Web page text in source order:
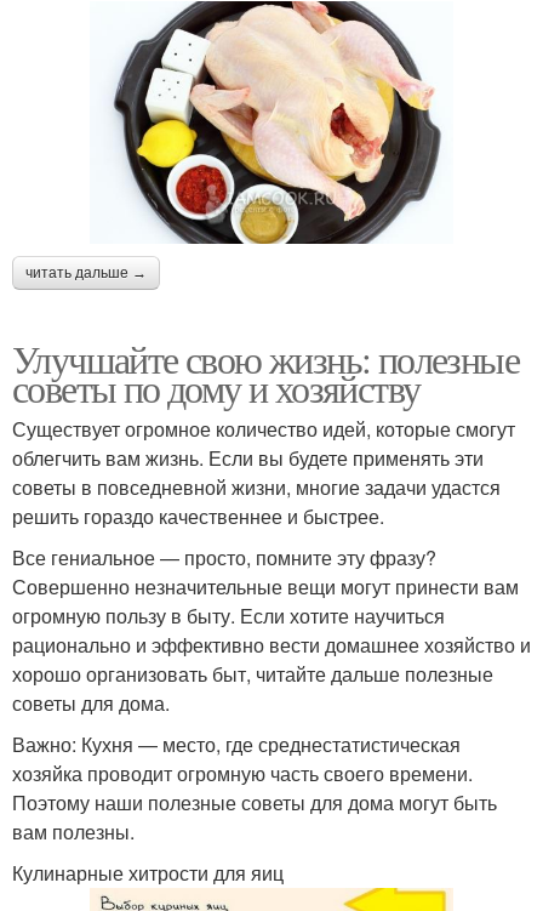
читать дальше →
Улучшайте свою жизнь: полезные
советы по дому и хозяйству
Существует огромное количество идей, которые смогут
облегчить вам жизнь. Если вы будете применять эти
советы в повседневной жизни, многие задачи удастся
решить гораздо качественнее и быстрее.
Все гениальное — просто, помните эту фразу?
Совершенно незначительные вещи могут принести вам
огромную пользу в быту. Если хотите научиться
рационально и эффективно вести домашнее хозяйство и
хорошо организовать быт, читайте дальше полезные
советы для дома.
Важно: Кухня — место, где среднестатистическая
хозяйка проводит огромную часть своего времени.
Поэтому наши полезные советы для дома могут быть
вам полезны.
Кулинарные хитрости для яиц